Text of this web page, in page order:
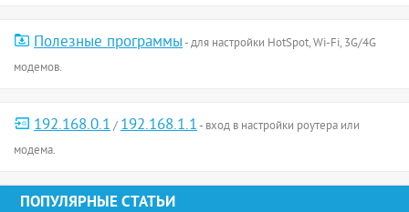
Полезные программы- для настройки HotSpot, Wi-Fi, 3G/4G
модемов.
192.168.0.1/192.168.1.1- вход в настройки роутера или
модема.
ПОПУЛЯРНЫЕ СТАТЬИ